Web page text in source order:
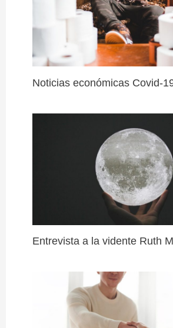
Noticias económicas Covid-
Entrevista a la vidente Ruth